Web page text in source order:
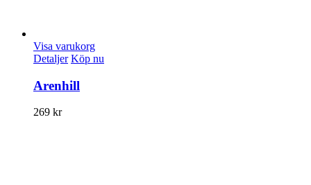
Visa varukorg
Detaljer Köp nu
Arenhill
269 kr